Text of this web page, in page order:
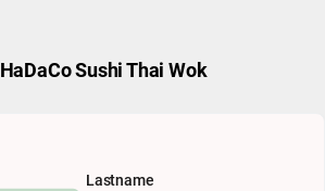
HaDaCo Sushi Thai Wok
Lastname